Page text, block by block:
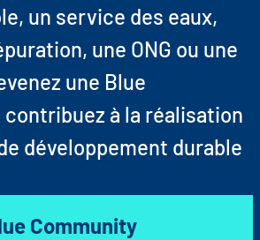
un service des eaux,
une ONG ou une
une Blue
à la réalisation
développement durable
Community